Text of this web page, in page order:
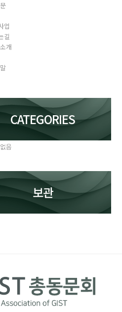
업
길
개
CATEGORIES
음
보관